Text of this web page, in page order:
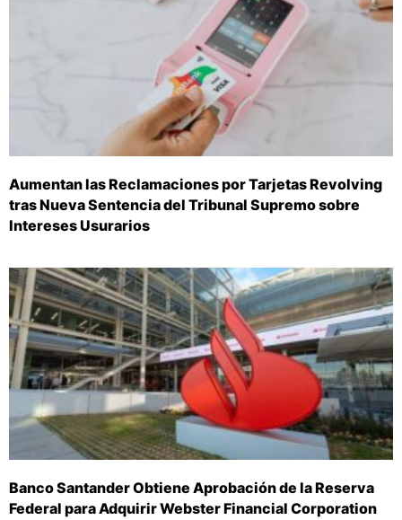
Aumentan las Reclamaciones por Tarjetas Revolving
tras Nueva Sentencia del Tribunal Supremo sobre
Intereses Usurarios
Banco Santander Obtiene Aprobación de la Reserva
Federal para Adquirir Webster Financial Corporation